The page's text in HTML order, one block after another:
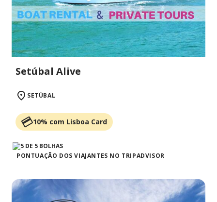
Setúbal Alive
SETÚBAL
10% com Lisboa Card
PONTUAÇÃO DOS VIAJANTES NO TRIPADVISOR